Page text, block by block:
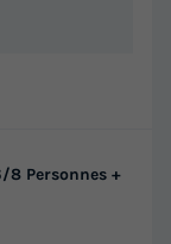
8 Personnes +